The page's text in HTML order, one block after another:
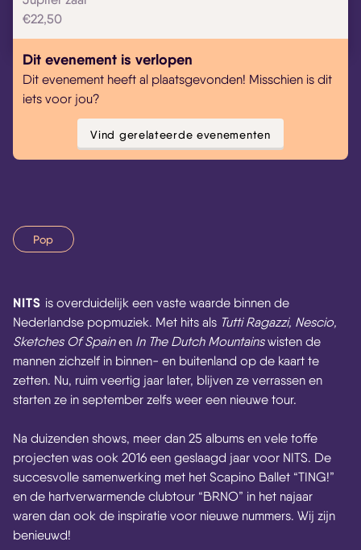
€22,50
Dit evenement is verlopen
Dit evenement heeft al plaatsgevonden! Misschien is dit
iets voor jou?
Vind gerelateerde evenementen
Pop
NITS is overduidelijk een vaste waarde binnen de
Nederlandse popmuziek. Met hits als Tutti Ragazzi, Nescio,
Sketches Of Spainen In The Dutch Mountainswisten de
mannen zichzelf in binnen- en buitenland op de kaart te
zetten. Nu, ruim veertig jaar later, blijven ze verrassen en
starten ze in september zelfs weer een nieuwe tour.
Na duizenden shows, meer dan 25 albums en vele toffe
projecten was ook 2016 een geslaagd jaar voor NITS. De
succesvolle samenwerking met het Scapino Ballet “TING!”
en de hartverwarmende clubtour “BRNO” in het najaar
waren dan ook de inspiratie voor nieuwe nummers. Wij zijn
benieuwd!